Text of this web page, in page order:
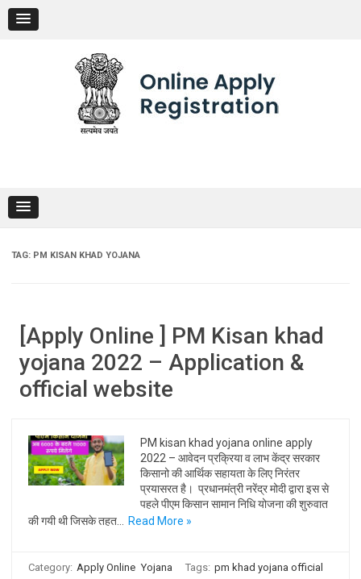
content
TAG: PM KISAN KHAD YOJANA
[Apply Online ] PM Kisan khad
yojana 2022 – Application &
official website
PM kisan khad yojana online apply
2022 – आवेदन प्रक्रिया व लाभ केंद्र सरकार
किसानो की आर्थिक सहायता के लिए निरंतर
प्रयासरत है। प्रधानमंत्री नरेंद्र मोदी द्वारा इस से
पहले पीएम किसान सामान निधि योजना की शुरुवात
की गयी थी जिसके तहत…
Read More »
Category: Apply Online Yojana Tags: pm khad yojana official